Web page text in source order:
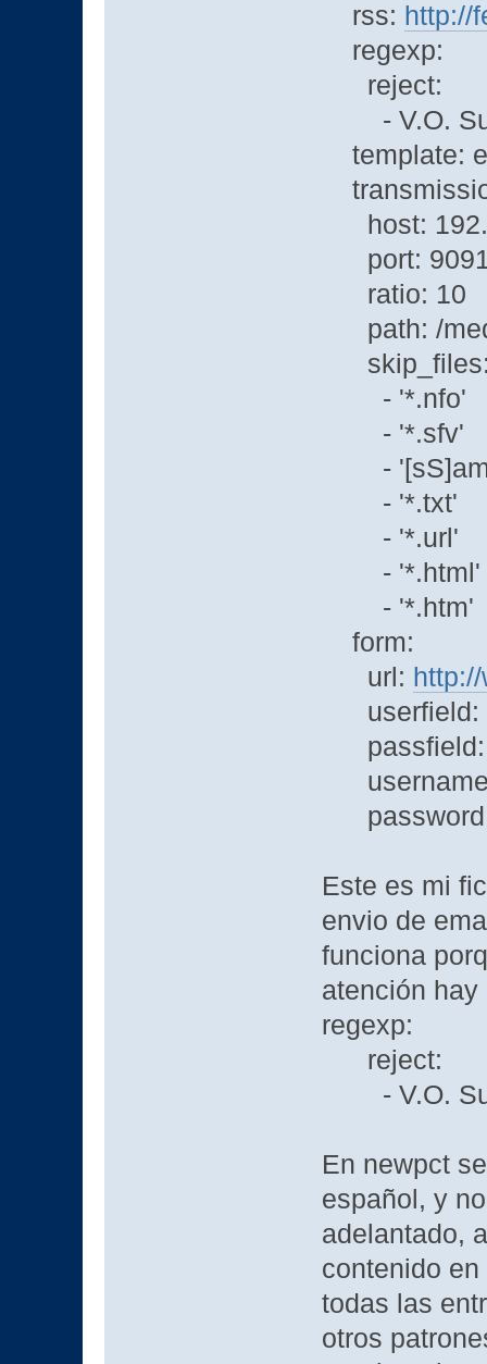
rss: http://
regexp:
reject:
- V.O.
template:
host:
port:
ratio: 10
path: /
- '*.nfo'
- '*.sfv'
-
- '*.txt'
- '*.url'
- '*.html'
- '*.htm'
form:
url:
userfield:
passfield:
username:
password:
Este es mi
envio de
funciona
atención hay
regexp:
reject:
- V.O.
En newpct
español, y
adelantado,
contenido
todas las
otros